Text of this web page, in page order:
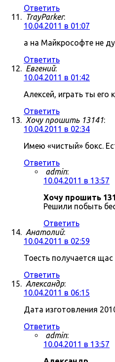
Ответить
TrayParker:
10.04.2011 в 01:07
а на Майкрософте не
Ответить
Евгений:
10.04.2011 в 01:42
Алексей, играть ты
Ответить
Хочу прошить 13141:
10.04.2011 в 02:34
Имею «чистый» бокс.
Ответить
admin:
10.04.2011 в 13:57
Хочу прошить
Решили побыть
Ответить
Анатолий:
10.04.2011 в 02:59
Тоесть получается щас
Ответить
Александр:
10.04.2011 в 06:15
Дата изготовления
Ответить
admin:
10.04.2011 в 13:57